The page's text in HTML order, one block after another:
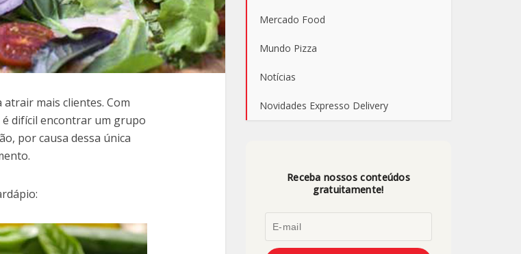
mais clientes. Com
é difícil encontrar um grupo
por causa dessa única
Mercado Food
Mundo Pizza
Notícias
Novidades Expresso Delivery
Receba nossos conteúdos
gratuitamente!